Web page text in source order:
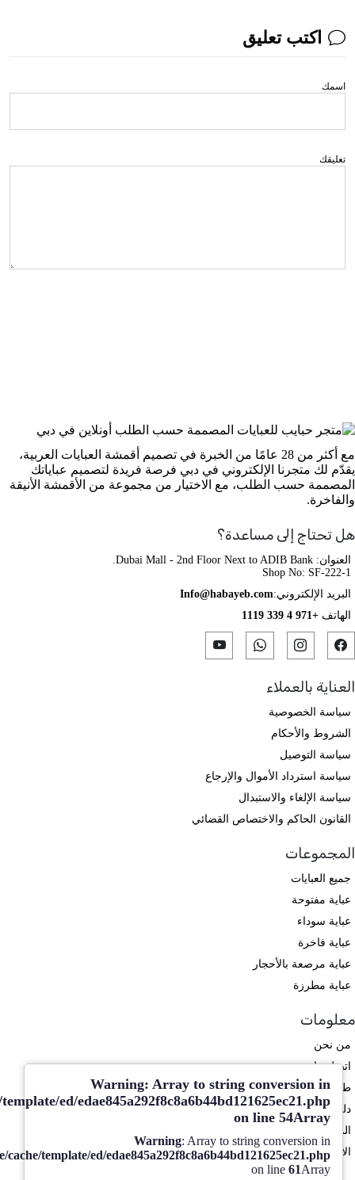
اكتب تعليق
اسمك
تعليقك
مع أكثر من 28 عامًا من الخبرة في تصميم أقمشة العبايات العربية،
يقدّم لك متجرنا الإلكتروني في دبي فرصة فريدة لتصميم عباياتك
المصممة حسب الطلب، مع الاختيار من مجموعة من الأقمشة الأنيقة
والفاخرة.
العناية بالعملاء
سياسة الخصوصية
الشروط والأحكام
سياسة التوصيل
سياسة استرداد الأموال والإرجاع
سياسة الإلغاء والاستبدال
القانون الحاكم والاختصاص القضائي
معلومات
من نحن
اتصل بنا
طلب تصميم
دليل المقاسات
المدونة
الأسئلة الشائعة
هل تحتاج إلى مساعدة؟
العنوان: Dubai Mall - 2nd Floor Next to ADIB Bank.
Shop No: SF-222-1
البريد الإلكتروني:Info@habayeb.com
الهاتف +971 4 339 1119
المجموعات
جميع العبايات
عباية مفتوحة
عباية سوداء
عباية فاخرة
عباية مرصعة بالأحجار
عباية مطرزة
Warning: Array to string conversion in
ed/edae845a292f8c8a6b44bd121625ec21.php
on line 54Array
Warning: Array to string conversion in
cache/template/ed/edae845a292f8c8a6b44bd121625ec21.php
on line 61Array